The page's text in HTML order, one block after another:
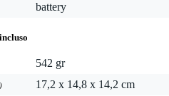
battery
542 gr
17,2 x 14,8 x 14,2 cm